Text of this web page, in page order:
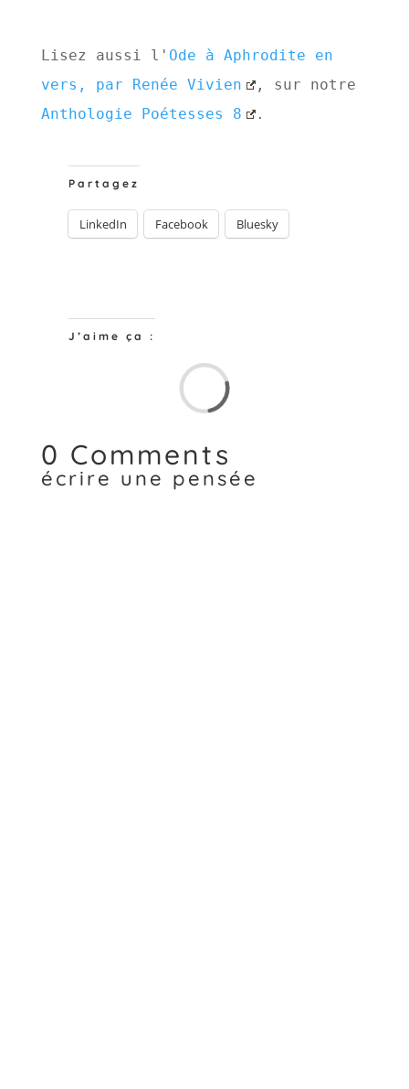
Lisez aussi l' Ode à Aphrodite en
vers, par Renée Vivien
Anthologie Poétesses 8
.
Partagez
LinkedIn Facebook Bluesky
J’aime ça :
0 Comments
écrire une pensée